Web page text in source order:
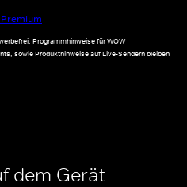
Programmhinweise für WOW
sowie Produkthinweise auf Live-Sendern bleiben
dem Gerät